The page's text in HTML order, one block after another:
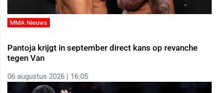
MMA Nieuws
Pantoja krijgt in september direct kans op revanche
tegen Van
06 augustus 2026 | 16:05